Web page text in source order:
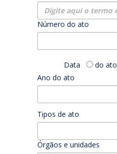
Número do ato
Data do ato
Ano do ato
Tipos de ato
Órgãos e unidades